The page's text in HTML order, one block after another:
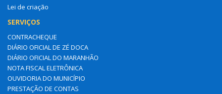
Lei de criação
SERVIÇOS
CONTRACHEQUE
DIÁRIO OFICIAL DE ZÉ DOCA
DIÁRIO OFICIAL DO MARANHÃO
NOTA FISCAL ELETRÔNICA
OUVIDORIA DO MUNICÍPIO
PRESTAÇÃO DE CONTAS